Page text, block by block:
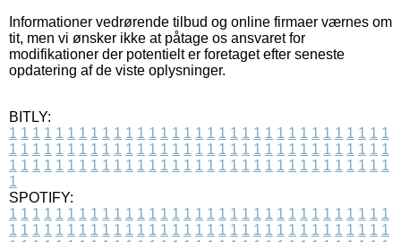
Informationer vedrørende tilbud og online firmaer værnes om
tit, men vi ønsker ikke at påtage os ansvaret for
modifikationer der potentielt er foretaget efter seneste
opdatering af de viste oplysninger.
BITLY:
1 1 1 1 1 1 1 1 1 1 1 1 1 1 1 1 1 1 1 1 1 1 1 1 1 1 1 1 1 1 1 1 1
1 1 1 1 1 1 1 1 1 1 1 1 1 1 1 1 1 1 1 1 1 1 1 1 1 1 1 1 1 1 1 1 1
1 1 1 1 1 1 1 1 1 1 1 1 1 1 1 1 1 1 1 1 1 1 1 1 1 1 1 1 1 1 1 1 1
1
SPOTIFY:
1 1 1 1 1 1 1 1 1 1 1 1 1 1 1 1 1 1 1 1 1 1 1 1 1 1 1 1 1 1 1 1 1
1 1 1 1 1 1 1 1 1 1 1 1 1 1 1 1 1 1 1 1 1 1 1 1 1 1 1 1 1 1 1 1 1